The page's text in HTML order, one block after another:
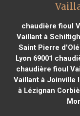
chaudière fioul
Vaillant à
Saint Pierre
Lyon 69001
chaudière fioul
Vaillant à Joinville
à Lézignan